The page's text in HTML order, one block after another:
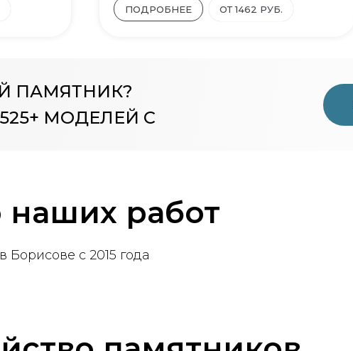
ПОДРОБНЕЕ ОТ 1462 РУБ.
ПАМЯТНИК?
МОДЕЛЕЙ С
работ
с 2015 года